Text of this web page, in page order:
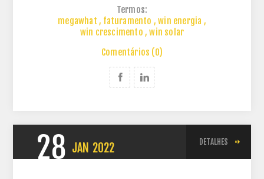
Termos:
megawhat , faturamento , win energia ,
win crescimento , win solar
Comentários (0)
28 JAN 2022 DETALHES